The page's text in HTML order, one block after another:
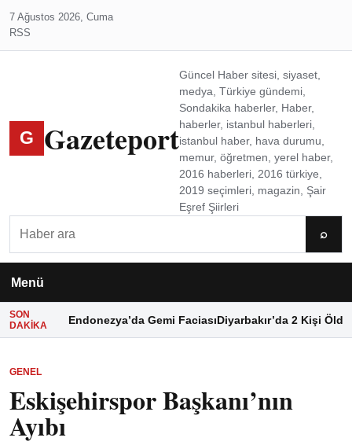
7 Ağustos 2026, Cuma
RSS
G Gazeteport
Güncel Haber sitesi, siyaset,
medya, Türkiye gündemi,
Sondakika haberler, Haber,
haberler, istanbul haberleri,
istanbul haber, hava durumu,
memur, öğretmen, yerel haber,
2016 haberleri, 2016 türkiye,
2019 seçimleri, magazin, Şair
Eşref Şiirleri
⌕
Menü
SON
DAKIKA
Endonezya’da Gemi FaciasıDiyarbakır’da 2 Kişi Öldü
GENEL
Eskişehirspor Başkanı’nın
Ayıbı